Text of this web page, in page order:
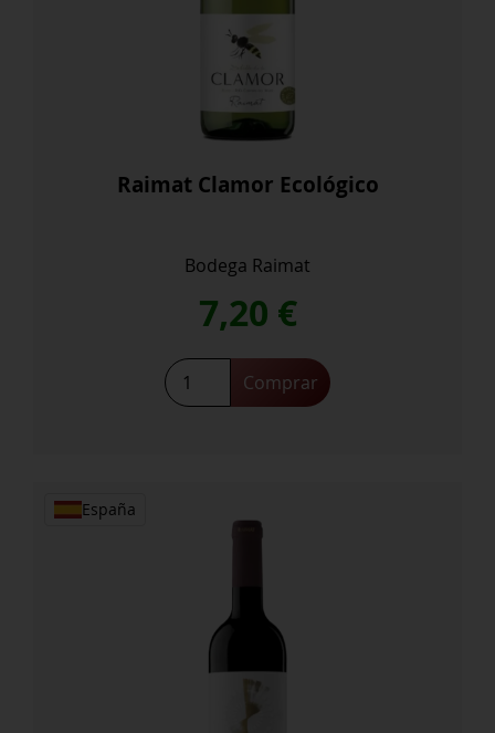
Raimat Clamor Ecológico
Bodega Raimat
7,20 €
Comprar
España